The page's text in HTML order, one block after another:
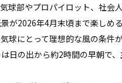
球部やプロパイロット、社会
が2026年4月末頃まで楽しめる
球にとって理想的な風の条件
日の出から約2時間の早朝で